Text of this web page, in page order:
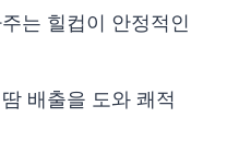
는 힐컵이 안정적인
배출을 도와 쾌적